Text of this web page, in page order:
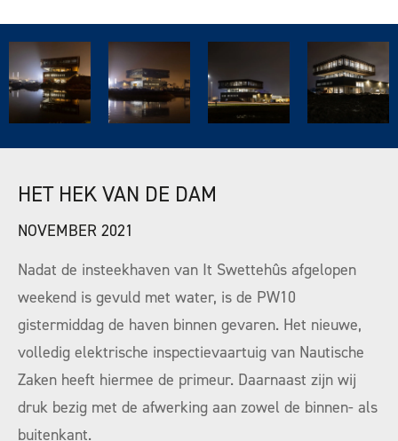
HET HEK VAN DE DAM
NOVEMBER 2021
Nadat de insteekhaven van It Swettehûs afgelopen
weekend is gevuld met water, is de PW10
gistermiddag de haven binnen gevaren. Het nieuwe,
volledig elektrische inspectievaartuig van Nautische
Zaken heeft hiermee de primeur. Daarnaast zijn wij
druk bezig met de afwerking aan zowel de binnen- als
buitenkant.